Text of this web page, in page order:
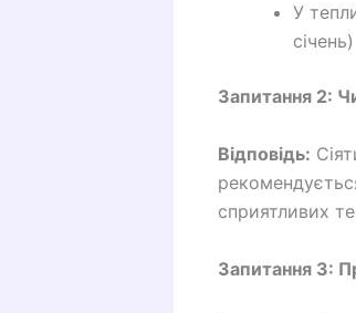
У
січень)
Запитання 2:
Відповідь:
сприятливих
Запитання 3: